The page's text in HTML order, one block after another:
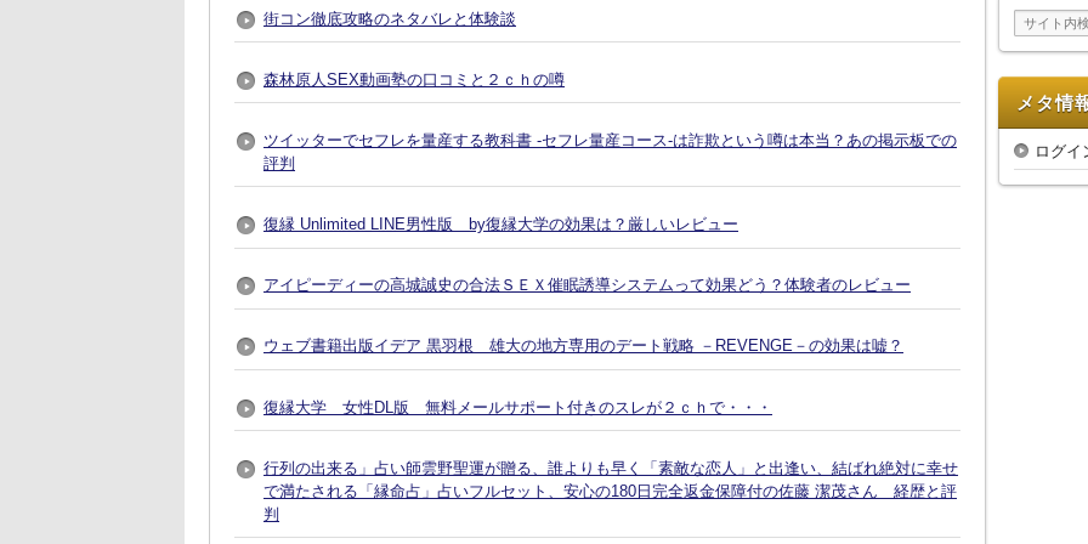
街コン徹底攻略のネタバレと体験談
森林原人SEX動画塾の口コミと２ｃｈの噂
ツイッターでセフレを量産する教科書 -セフレ量産コース-は詐欺という噂は本当？あの掲示板での
評判
復縁 Unlimited LINE男性版 by復縁大学の効果は？厳しいレビュー
アイピーディーの高城誠史の合法ＳＥＸ催眠誘導システムって効果どう？体験者のレビュー
ウェブ書籍出版イデア 黒羽根 雄大の地方専用のデート戦略 －REVENGE－の効果は嘘？
復縁大学 女性DL版 無料メールサポート付きのスレが２ｃｈで・・・
行列の出来る」占い師雲野聖運が贈る、誰よりも早く「素敵な恋人」と出逢い、結ばれ絶対に幸せ
で満たされる「縁命占」占いフルセット、安心の180日完全返金保障付の佐藤 潔茂さん 経歴と評
判
イ
ブ
メタ情
ログイ